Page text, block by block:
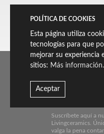
SUSCRÍBETE
Suscríbete aquí a
Livingceramics.
valga la pena
POLÍTICA DE COOKIES
Esta página utiliza
tecnologías para que
mejorar su experiencia
sitios: Más información.
Aceptar